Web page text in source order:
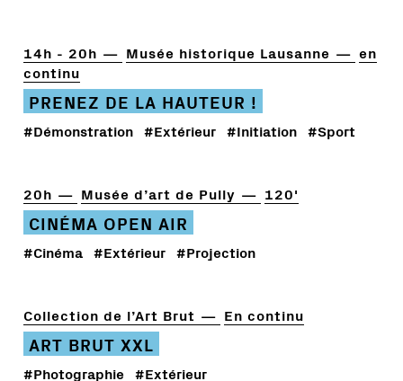
14h - 20h Musée historique Lausanne
en
continu
PRENEZ DE LA HAUTEUR !
#Démonstration #Extérieur #Initiation #Sport
20h Musée d’art de Pully 120'
CINÉMA OPEN AIR
#Cinéma #Extérieur #Projection
Collection de l’Art Brut En continu
ART BRUT XXL
#Photographie #Extérieur